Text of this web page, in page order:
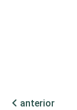
anterior